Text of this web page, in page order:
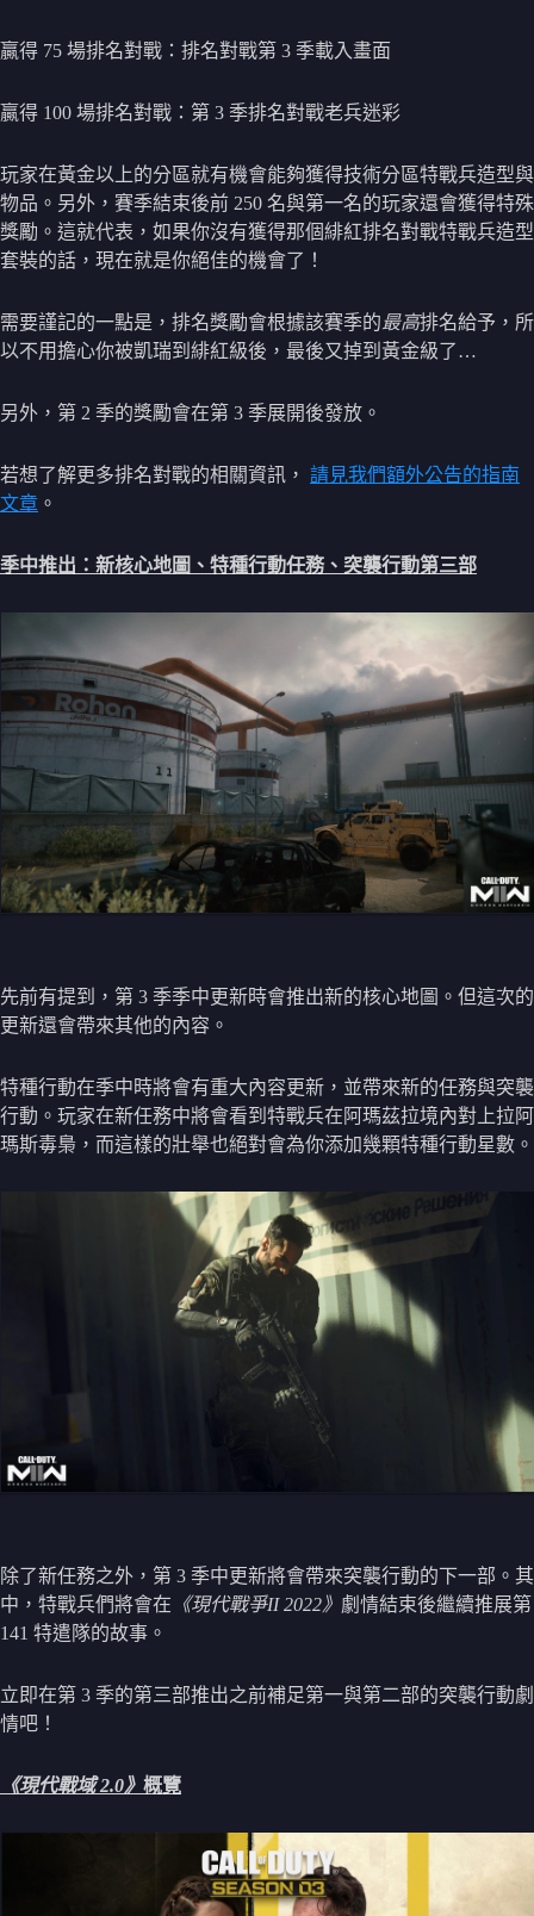
贏得 75 場排名對戰：排名對戰第 3 季載入畫面
贏得 100 場排名對戰：第 3 季排名對戰老兵迷彩
玩家在黃金以上的分區就有機會能夠獲得技術分區特戰兵造型與
物品。另外，賽季結束後前 250 名與第一名的玩家還會獲得特殊
獎勵。這就代表，如果你沒有獲得那個緋紅排名對戰特戰兵造型
套裝的話，現在就是你絕佳的機會了！
需要謹記的一點是，排名獎勵會根據該賽季的最高排名給予，所
以不用擔心你被凱瑞到緋紅級後，最後又掉到黃金級了…
另外，第 2 季的獎勵會在第 3 季展開後發放。
若想了解更多排名對戰的相關資訊， 請見我們額外公告的指南
文章 。
季中推出：新核心地圖、特種行動任務、突襲行動第三部
先前有提到，第 3 季季中更新時會推出新的核心地圖。但這次的
更新還會帶來其他的內容。
特種行動在季中時將會有重大內容更新，並帶來新的任務與突襲
行動。玩家在新任務中將會看到特戰兵在阿瑪茲拉境內對上拉阿
瑪斯毒梟，而這樣的壯舉也絕對會為你添加幾顆特種行動星數。
除了新任務之外，第 3 季中更新將會帶來突襲行動的下一部。其
中，特戰兵們將會在 《現代戰爭II 2022》 劇情結束後繼續推展第
141 特遣隊的故事。
立即在第 3 季的第三部推出之前補足第一與第二部的突襲行動劇
情吧！
《現代戰域 2.0》 概覽